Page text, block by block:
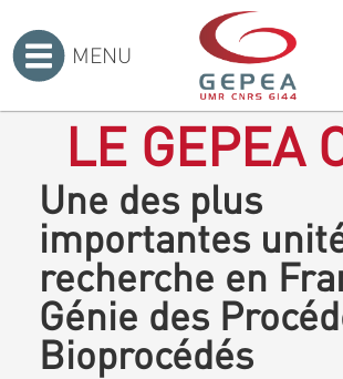
MENU
LE GEPEA
Une des plus
importantes
recherche en
Génie des
Bioprocédés